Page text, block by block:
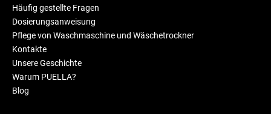
Häufig gestellte Fragen
Dosierungsanweisung
Pflege von Waschmaschine und Wäschetrockner
Kontakte
Unsere Geschichte
Warum PUELLA?
Blog